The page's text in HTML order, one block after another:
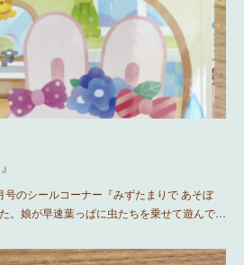
のシールコーナー『みずたまりで あそぼ
。娘が早速葉っぱに虫たちを乗せて遊んで…